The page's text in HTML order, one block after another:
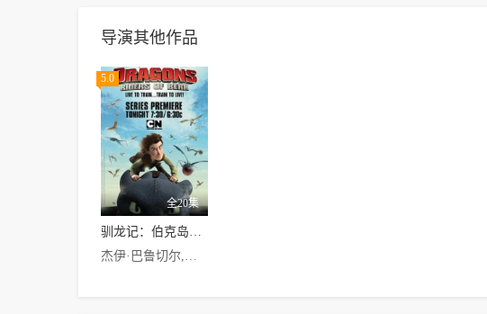
导演其他作品
5.0
全20集
驯龙记：伯克岛的龙骑手第一季
杰伊·巴鲁切尔,亚美莉卡·费雷拉,克里斯托夫·梅兹-普莱瑟,T·J·米勒,克里斯·埃杰利,诺兰·诺斯,Zack Pearlman